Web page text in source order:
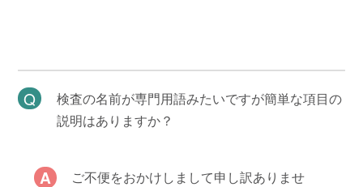
検査の名前が専門用語みたいですが簡単な項目の
説明はありますか？
ご不便をおかけしまして申し訳ありませ